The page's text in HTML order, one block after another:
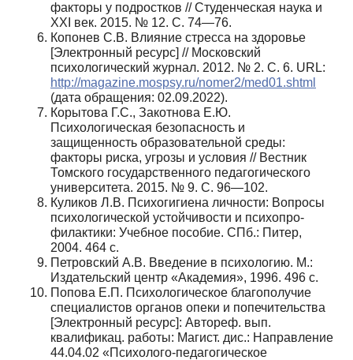
факторы у подростков // Студенческая наука и
XXI век. 2015. № 12. С. 74—76.
Копонев С.В. Влияние стресса на здоровье
[Электронный ресурс] // Московский
психологиче­ский журнал. 2012. № 2. С. 6. URL:
http://magazine.mospsy.ru/nomer2/med01.shtml
(дата обращения: 02.09.2022).
Корытова Г.С., Закотнова Е.Ю.
Психологическая безопасность и
защищенность образова­тельной среды:
факторы риска, угрозы и условия // Вестник
Томского государственного педагоги­ческого
университета. 2015. № 9. С. 96—102.
Куликов Л.В. Психогигиена личности: Вопросы
психологической устойчивости и психопро­
филактики: Учебное пособие. СПб.: Питер,
2004. 464 с.
Петровский А.В. Введение в психологию. М.:
Издательский центр «Академия», 1996. 496 с.
Попова Е.П. Психологическое благополучие
специалистов органов опеки и попечительства
[Электронный ресурс]: Автореф. вып.
квалификац. работы: Магист. дис.: Направление
44.04.02 «Психолого-педагогическое